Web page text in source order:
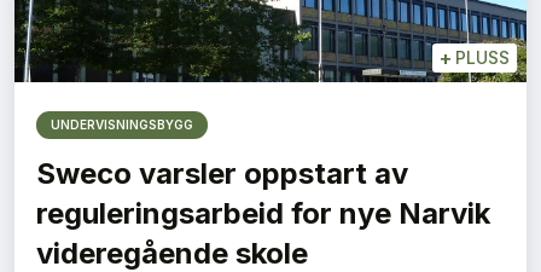
+ PLUSS
UNDERVISNINGSBYGG
Sweco varsler oppstart av
reguleringsarbeid for nye Narvik
videregående skole